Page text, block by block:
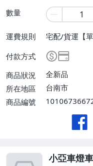
數量
運費規則
宅配/貨運【
付款方式
商品狀況
全新品
所在地區
台南市
商品編號
小亞車燈